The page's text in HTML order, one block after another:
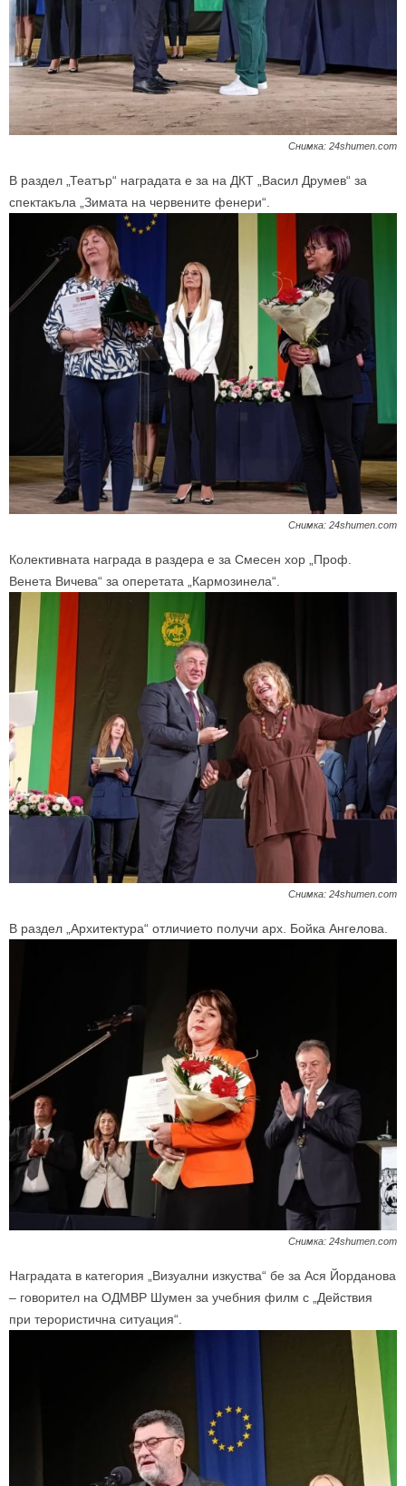
Снимка: 24shumen.com
В раздел „Театър“ наградата е за на ДКТ „Васил Друмев“ за
спектакъла „Зимата на червените фенери“.
Снимка: 24shumen.com
Колективната награда в раздера е за Смесен хор „Проф.
Венета Вичева“ за оперетата „Кармозинела“.
Снимка: 24shumen.com
В раздел „Архитектура“ отличието получи арх. Бойка Ангелова.
Снимка: 24shumen.com
Наградата в категория „Визуални изкуства“ бе за Ася Йорданова
– говорител на ОДМВР Шумен за учебния филм с „Действия
при терористична ситуация“.